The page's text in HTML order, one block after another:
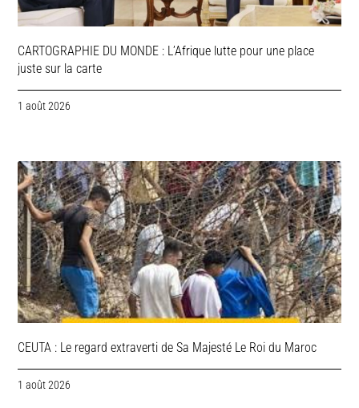
CARTOGRAPHIE DU MONDE : L’Afrique lutte pour une place
juste sur la carte
1 août 2026
CEUTA : Le regard extraverti de Sa Majesté Le Roi du Maroc
1 août 2026